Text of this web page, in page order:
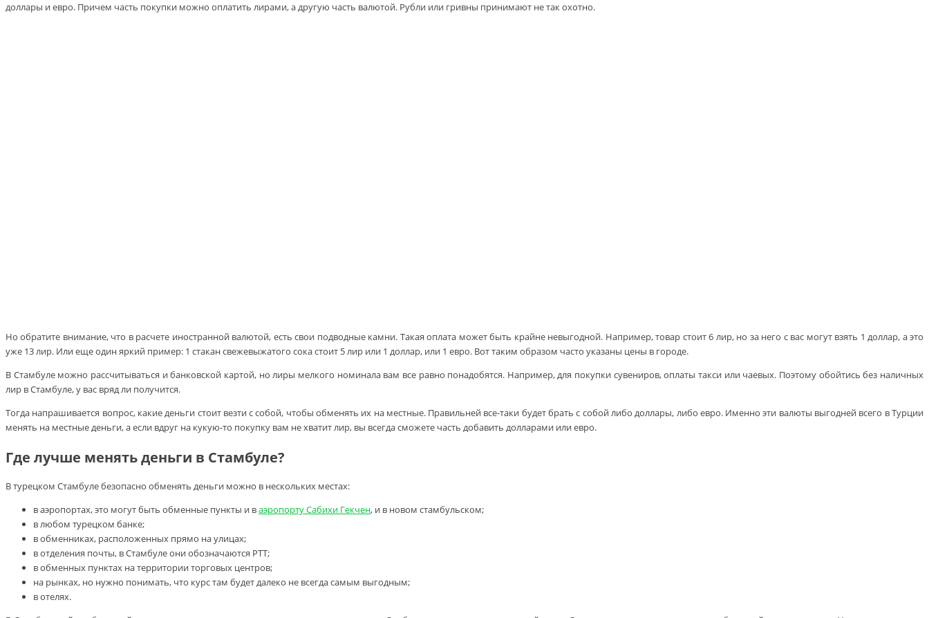
доллары и евро. Причем часть покупки можно оплатить лирами, а другую часть валютой. Рубли или гривны принимают не так охотно.
Но обратите внимание, что в расчете иностранной валютой, есть свои подводные камни. Такая оплата может быть крайне невыгодной. Например, товар стоит 6 лир, но за него с вас могут взять 1 доллар, а это
уже 13 лир. Или еще один яркий пример: 1 стакан свежевыжатого сока стоит 5 лир или 1 доллар, или 1 евро. Вот таким образом часто указаны цены в городе.
В Стамбуле можно рассчитываться и банковской картой, но лиры мелкого номинала вам все равно понадобятся. Например, для покупки сувениров, оплаты такси или чаевых. Поэтому обойтись без наличных
лир в Стамбуле, у вас вряд ли получится.
Тогда напрашивается вопрос, какие деньги стоит везти с собой, чтобы обменять их на местные. Правильней все-таки будет брать с собой либо доллары, либо евро. Именно эти валюты выгодней всего в Турции
менять на местные деньги, а если вдруг на кукую-то покупку вам не хватит лир, вы всегда сможете часть добавить долларами или евро.
Где лучше менять деньги в Стамбуле?
В турецком Стамбуле безопасно обменять деньги можно в нескольких местах:
в аэропортах, это могут быть обменные пункты и ваэропорту Сабихи Гекчен, и в новом стамбульском;
в любом турецком банке;
в обменниках, расположенных прямо на улицах;
в отделения почты, в Стамбуле они обозначаются РТТ;
в обменных пунктах на территории торговых центров;
на рынках, но нужно понимать, что курс там будет далеко не всегда самым выгодным;
в отелях.